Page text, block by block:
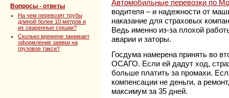
Вопросы - ответы
На чем перевозят трубы
длиной более 10 метров и
их сваренные секции?
Сколько времени занимает
оформление заявки на
грузовое такси?
Автомобильные перевозки по
водителя – и надежности от
наказание для страховых
Ведь именно из-за плохой
аварии и заторы.
Госдума намерена принять во
ОСАГО. Если ей дадут ход,
больше платить за промахи.
компенсации не деньги, а
максимум за 35 дней.